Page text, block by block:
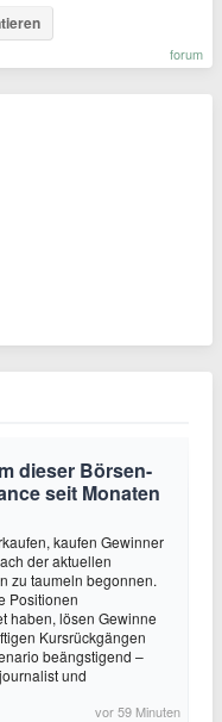
forum
dieser Börsen-
seit Monaten
kaufen Gewinner
der aktuellen
zu taumeln begonnen.
Positionen
haben, lösen Gewinne
Kursrückgängen
beängstigend –
und
vor 59 Minuten